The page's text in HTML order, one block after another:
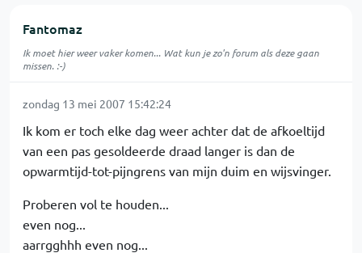
Fantomaz
Ik moet hier weer vaker komen... Wat kun je zo'n forum als deze gaan
missen. :-)
zondag 13 mei 2007 15:42:24
Ik kom er toch elke dag weer achter dat de afkoeltijd
van een pas gesoldeerde draad langer is dan de
opwarmtijd-tot-pijngrens van mijn duim en wijsvinger.
Proberen vol te houden...
even nog...
aarrgghhh even nog...